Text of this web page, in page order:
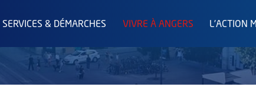
SERVICES & DÉMARCHES VIVRE À ANGERS L'ACTION